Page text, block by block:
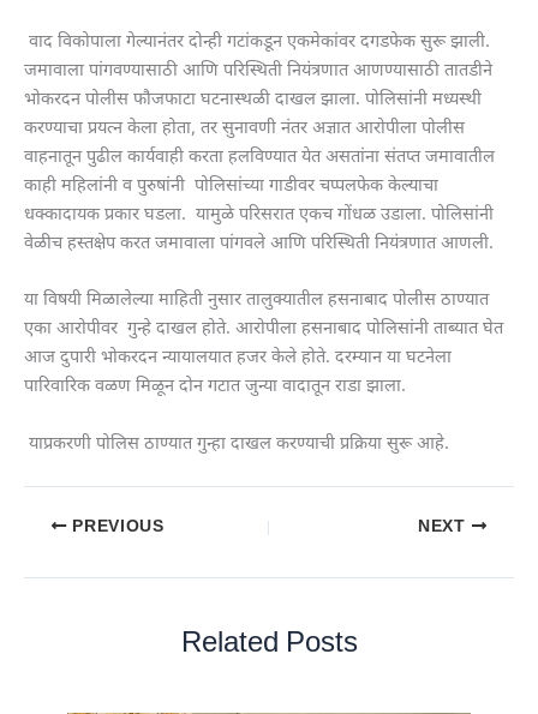
वाद विकोपाला गेल्यानंतर दोन्ही गटांकडून एकमेकांवर दगडफेक सुरू झाली.
जमावाला पांगवण्यासाठी आणि परिस्थिती नियंत्रणात आणण्यासाठी तातडीने
भोकरदन पोलीस फौजफाटा घटनास्थळी दाखल झाला. पोलिसांनी मध्यस्थी
करण्याचा प्रयत्न केला होता, तर सुनावणी नंतर अज्ञात आरोपीला पोलीस
वाहनातून पुढील कार्यवाही करता हलविण्यात येत असतांना संतप्त जमावातील
काही महिलांनी व पुरुषांनी पोलिसांच्या गाडीवर चप्पलफेक केल्याचा
धक्कादायक प्रकार घडला. यामुळे परिसरात एकच गोंधळ उडाला. पोलिसांनी
वेळीच हस्तक्षेप करत जमावाला पांगवले आणि परिस्थिती नियंत्रणात आणली.
या विषयी मिळालेल्या माहिती नुसार तालुक्यातील हसनाबाद पोलीस ठाण्यात
एका आरोपीवर गुन्हे दाखल होते. आरोपीला हसनाबाद पोलिसांनी ताब्यात घेत
आज दुपारी भोकरदन न्यायालयात हजर केले होते. दरम्यान या घटनेला
पारिवारिक वळण मिळून दोन गटात जुन्या वादातून राडा झाला.
याप्रकरणी पोलिस ठाण्यात गुन्हा दाखल करण्याची प्रक्रिया सुरू आहे.
PREVIOUS NEXT
Related Posts